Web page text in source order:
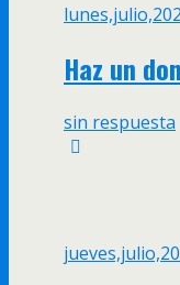
Haz un
sin respuesta